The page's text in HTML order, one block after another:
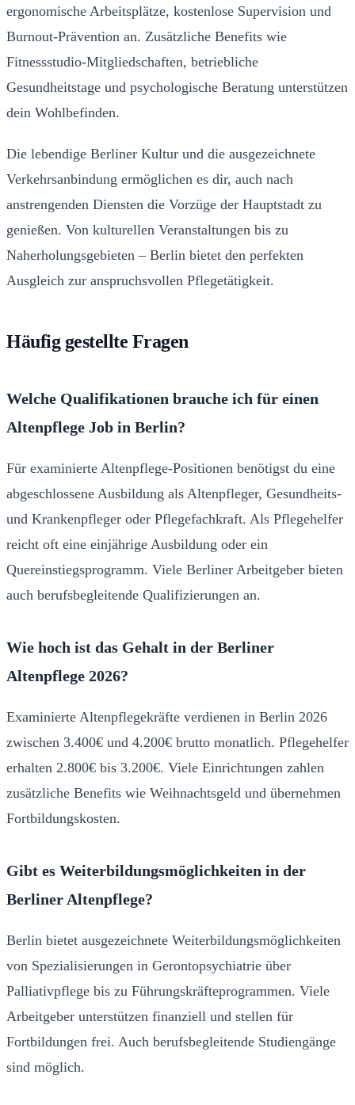
ergonomische Arbeitsplätze, kostenlose Supervision und
Burnout-Prävention an. Zusätzliche Benefits wie
Fitnessstudio-Mitgliedschaften, betriebliche
Gesundheitstage und psychologische Beratung unterstützen
dein Wohlbefinden.
Die lebendige Berliner Kultur und die ausgezeichnete
Verkehrsanbindung ermöglichen es dir, auch nach
anstrengenden Diensten die Vorzüge der Hauptstadt zu
genießen. Von kulturellen Veranstaltungen bis zu
Naherholungsgebieten – Berlin bietet den perfekten
Ausgleich zur anspruchsvollen Pflegetätigkeit.
Häufig gestellte Fragen
Welche Qualifikationen brauche ich für einen
Altenpflege Job in Berlin?
Für examinierte Altenpflege-Positionen benötigst du eine
abgeschlossene Ausbildung als Altenpfleger, Gesundheits-
und Krankenpfleger oder Pflegefachkraft. Als Pflegehelfer
reicht oft eine einjährige Ausbildung oder ein
Quereinstiegsprogramm. Viele Berliner Arbeitgeber bieten
auch berufsbegleitende Qualifizierungen an.
Wie hoch ist das Gehalt in der Berliner
Altenpflege 2026?
Examinierte Altenpflegekräfte verdienen in Berlin 2026
zwischen 3.400€ und 4.200€ brutto monatlich. Pflegehelfer
erhalten 2.800€ bis 3.200€. Viele Einrichtungen zahlen
zusätzliche Benefits wie Weihnachtsgeld und übernehmen
Fortbildungskosten.
Gibt es Weiterbildungsmöglichkeiten in der
Berliner Altenpflege?
Berlin bietet ausgezeichnete Weiterbildungsmöglichkeiten
von Spezialisierungen in Gerontopsychiatrie über
Palliativpflege bis zu Führungskräfteprogrammen. Viele
Arbeitgeber unterstützen finanziell und stellen für
Fortbildungen frei. Auch berufsbegleitende Studiengänge
sind möglich.